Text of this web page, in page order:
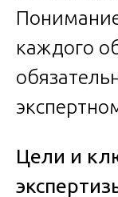
каждого
Цели и